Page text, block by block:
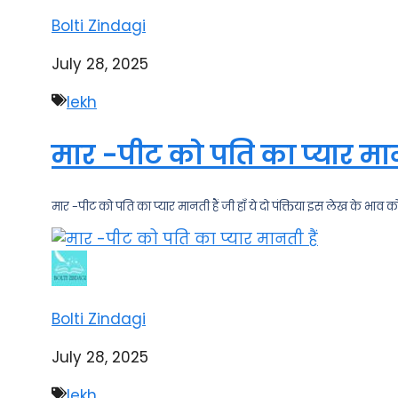
Bolti Zindagi
July 28, 2025
lekh
मार -पीट को पति का प्यार
मार -पीट को पति का प्यार मानती हैं जी हाँ ये दो पंक्तिया इस लेख के भाव
Bolti Zindagi
July 28, 2025